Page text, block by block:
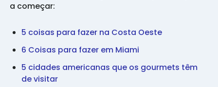
a começar:
5 coisas para fazer na Costa Oeste
6 Coisas para fazer em Miami
5 cidades americanas que os gourmets têm
de visitar